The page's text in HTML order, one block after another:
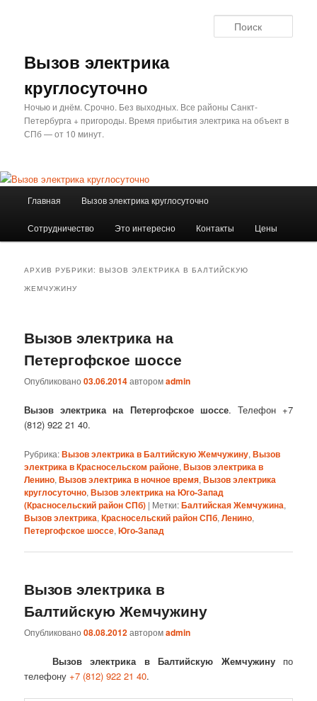
Вызов электрика
круглосуточно
Ночью и днём. Срочно. Без выходных. Все районы Санкт-
Петербурга + пригороды. Время прибытия электрика на объект в
СПб — от 10 минут.
Главная Вызов электрика круглосуточно
Сотрудничество Это интересно Контакты Цены
АРХИВ РУБРИКИ:ВЫЗОВ ЭЛЕКТРИКА В БАЛТИЙСКУЮ
ЖЕМЧУЖИНУ
Вызов электрика на
Петергофское шоссе
Опубликовано03.06.2014авторомadmin
Вызов электрика на Петергофское шоссе. Телефон +7
(812) 922 21 40.
Рубрика:Вызов электрика в Балтийскую Жемчужину,Вызов
электрика в Красносельском районе,Вызов электрика в
Ленино,Вызов электрика в ночное время,Вызов электрика
круглосуточно,Вызов электрика на Юго-Запад
(Красносельский район СПб) | Метки:Балтийская Жемчужина,
Вызов электрика,Красносельский район СПб,Ленино,
Петергофское шоссе,Юго-Запад
Вызов электрика в
Балтийскую Жемчужину
Опубликовано08.08.2012авторомadmin
Вызов электрика в Балтийскую Жемчужинупо
телефону+7 (812) 922 21 40.